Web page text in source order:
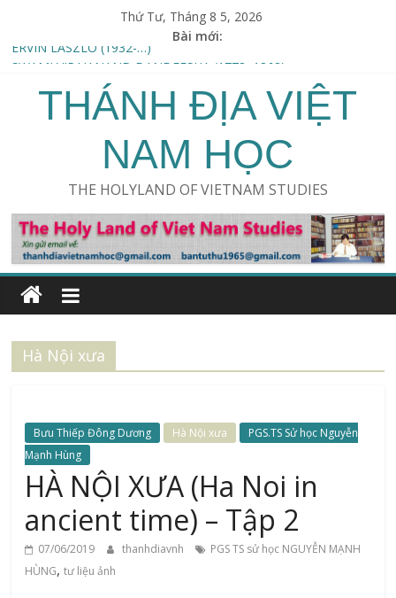
Thứ Tư, Tháng 8 5, 2026
Bài mới:
ERVIN LÁSZLÓ (1932-…)
LINDA MOULTON HOWE (1942 – …)
Thu hoạch Người ngoài hành tinh /An Alien harvest
field) – ERWIN LASZLO
THÁNH ĐỊA VIỆT
NAM HỌC
THE HOLYLAND OF VIETNAM STUDIES
Hà Nội xưa
Bưu Thiếp Đông Dương Hà Nội xưa
PGS.TS Sử học Nguyễn
Mạnh Hùng
HÀ NỘI XƯA (Ha Noi in
ancient time) – Tập 2
07/06/2019 thanhdiavnh
PGS TS sử học NGUYỄN MẠNH
HÙNG,tư liệu ảnh